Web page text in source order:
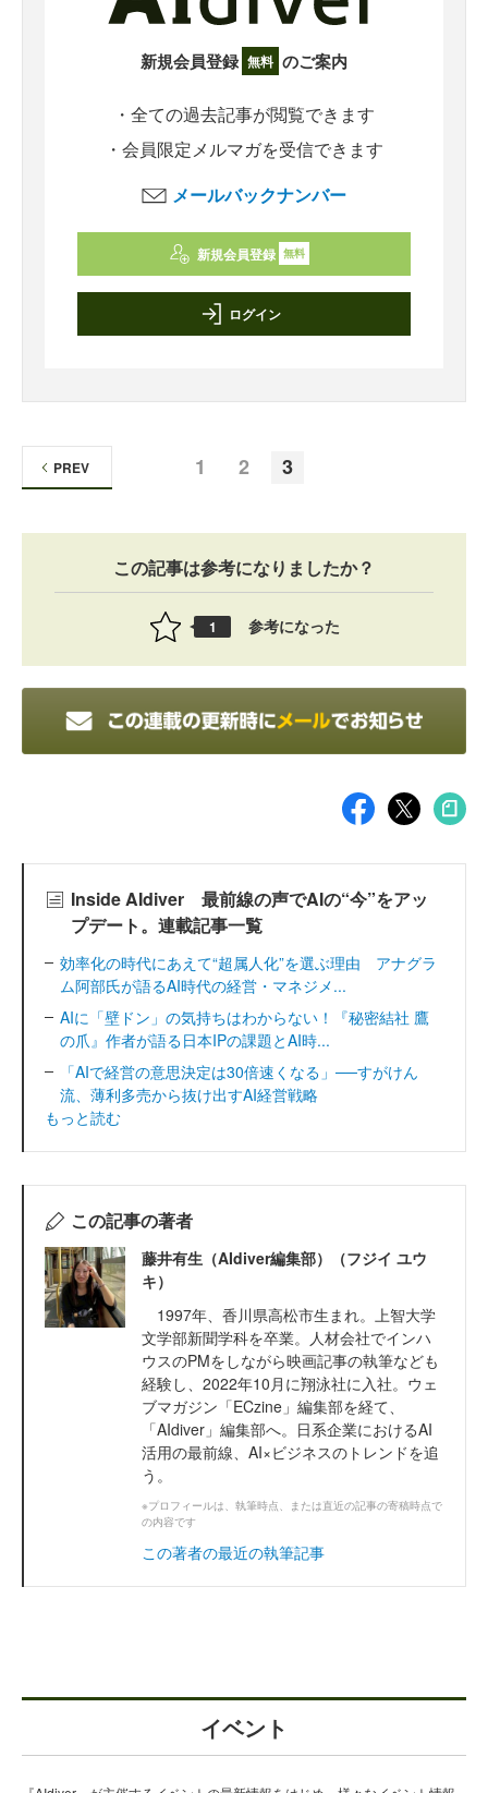
新規会員登録 無料 のご案内
・全ての過去記事が閲覧できます
・会員限定メルマガを受信できます
メールバックナンバー
新規会員登録 無料
ログイン
1 2 3
PREV
この記事は参考になりましたか？
1 参考になった
Inside AIdiver 最前線の声でAIの“今”をアッ
プデート。連載記事一覧
効率化の時代にあえて“超属人化”を選ぶ理由 アナグラ
ム阿部氏が語るAI時代の経営・マネジメ...
AIに「壁ドン」の気持ちはわからない！『秘密結社 鷹
の爪』作者が語る日本IPの課題とAI時...
「AIで経営の意思決定は30倍速くなる」──すがけん
流、薄利多売から抜け出すAI経営戦略
もっと読む
この記事の著者
藤井有生（AIdiver編集部）（フジイ ユウ
キ）
1997年、香川県高松市生まれ。上智大学
文学部新聞学科を卒業。人材会社でインハ
ウスのPMをしながら映画記事の執筆なども
経験し、2022年10月に翔泳社に入社。ウェ
ブマガジン「ECzine」編集部を経て、
「AIdiver」編集部へ。日系企業におけるAI
活用の最前線、AI×ビジネスのトレンドを追
う。
※プロフィールは、執筆時点、または直近の記事の寄稿時点で
の内容です
この著者の最近の執筆記事
イベント